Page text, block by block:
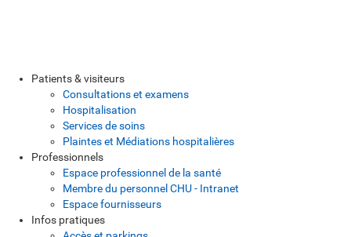
Patients & visiteurs
Consultations et examens
Hospitalisation
Services de soins
Plaintes et Médiations hospitalières
Professionnels
Espace professionnel de la santé
Membre du personnel CHU - Intranet
Espace fournisseurs
Infos pratiques